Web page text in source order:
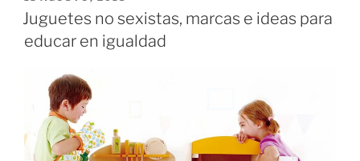
de
4
EL
Juguetes no sexistas, marcas e ideas para
educar en igualdad